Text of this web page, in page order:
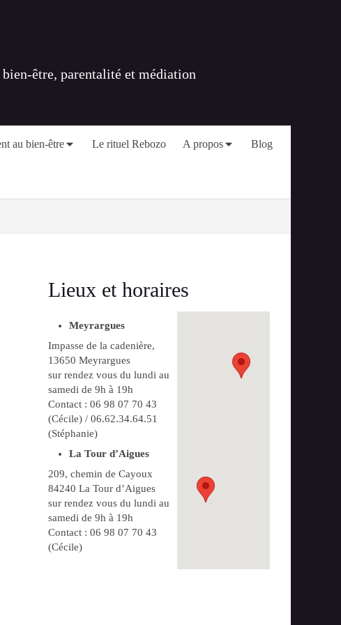
être, parentalité et médiation
au bien-être Le rituel Rebozo A propos Blog
Lieux et horaires
Meyrargues
Impasse de la cadenière,
13650 Meyrargues
sur rendez vous du lundi au
samedi de 9h à 19h
Contact : 06 98 07 70 43
(Cécile) / 06.62.34.64.51
(Stéphanie)
La Tour d’Aigues
209, chemin de Cayoux
84240 La Tour d’Aigues
sur rendez vous du lundi au
samedi de 9h à 19h
Contact : 06 98 07 70 43
(Cécile)